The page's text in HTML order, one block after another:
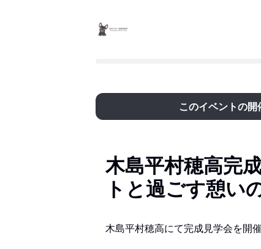
このイベントの開
木島平村穂高完
トと過ごす憩い
木島平村穂高にて完成見学会を開